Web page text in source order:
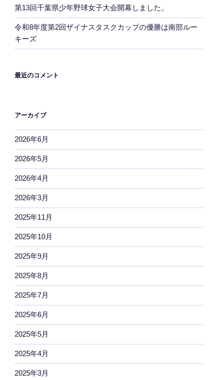
第13回千葉県少年野球女子大会開幕しました。
令和8年度第2回ザイナスタスクカップの優勝は南部ルー
キーズ
最近のコメント
アーカイブ
2026年6月
2026年5月
2026年4月
2026年3月
2025年11月
2025年10月
2025年9月
2025年8月
2025年7月
2025年6月
2025年5月
2025年4月
2025年3月